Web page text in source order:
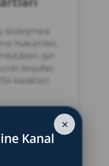
hükümleri,
işin
koşulları
karakter)
×
Kanal